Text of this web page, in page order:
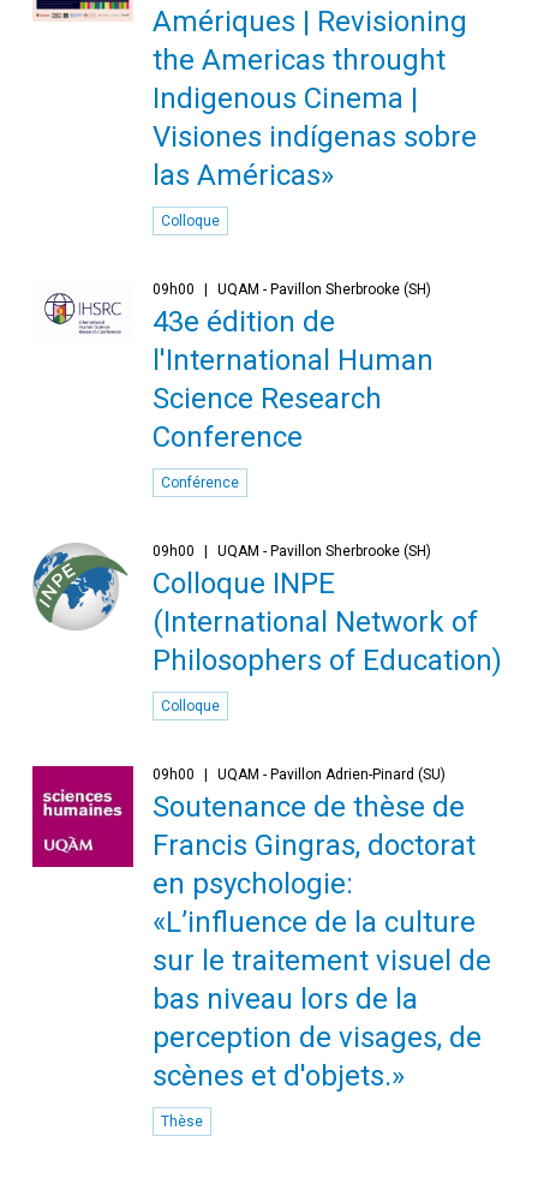
Amériques | Revisioning
the Americas throught
Indigenous Cinema |
Visiones indígenas sobre
las Américas»
Colloque
09h00 UQAM - Pavillon Sherbrooke (SH)
43e édition de
l'International Human
Science Research
Conference
Conférence
09h00 UQAM - Pavillon Sherbrooke (SH)
Colloque INPE
(International Network of
Philosophers of Education)
Colloque
09h00 UQAM - Pavillon Adrien-Pinard (SU)
Soutenance de thèse de
Francis Gingras, doctorat
en psychologie:
«L’influence de la culture
sur le traitement visuel de
bas niveau lors de la
perception de visages, de
scènes et d'objets.»
Thèse